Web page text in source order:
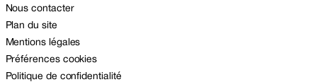
Nous contacter
Plan du site
Mentions légales
Préférences cookies
Politique de confidentialité